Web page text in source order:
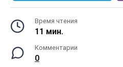
Время чтения
11 мин.
Комментарии
0